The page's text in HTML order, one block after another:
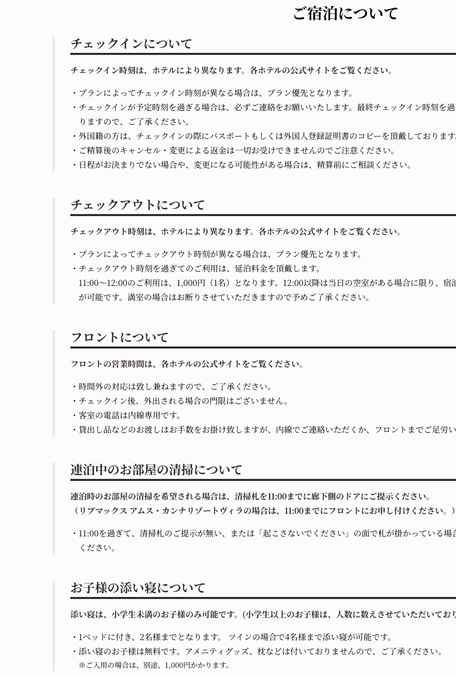
ご宿泊について
チェックインについて
チェックイン時刻は、ホテルにより異なります。各ホテルの公式サイトをご覧ください。
プランによってチェックイン時刻が異なる場合は、プラン優先となります。
チェックインが予定時刻を過ぎる場合は、必ずご連絡をお願いいたします。最終チェックイン時刻を
りますので、ご了承ください。
外国籍の方は、チェックインの際にパスポートもしくは外国人登録証明書のコピーを頂戴しております
ご精算後のキャンセル・変更による返金は一切お受けできませんのでご注意ください。
日程がお決まりでない場合や、変更になる可能性がある場合は、精算前にご相談ください。
チェックアウトについて
チェックアウト時刻は、ホテルにより異なります。各ホテルの公式サイトをご覧ください。
プランによってチェックアウト時刻が異なる場合は、プラン優先となります。
チェックアウト時刻を過ぎてのご利用は、延泊料金を頂戴します。
11:00～12:00のご利用は、1,000円（1名）となります。12:00以降は当日の空室がある場合に限り、
が可能です。満室の場合はお断りさせていただきますので予めご了承ください。
フロントについて
フロントの営業時間は、各ホテルの公式サイトをご覧ください。
時間外の対応は致し兼ねますので、ご了承ください。
チェックイン後、外出される場合の門限はございません。
客室の電話は内線専用です。
貸出し品などのお渡しはお手数をお掛け致しますが、内線でご連絡いただくか、フロントまでご足労
連泊中のお部屋の清掃について
連泊時のお部屋の清掃を希望される場合は、清掃札を11:00までに廊下側のドアにご提示ください。
（リブマックス アムス・カンナリゾートヴィラの場合は、11:00までにフロントにお申し付けください。）
11:00を過ぎて、清掃札のご提示が無い、または「起こさないでください」の面で札が掛かっている
ください。
お子様の添い寝について
添い寝は、小学生未満のお子様のみ可能です。(小学生以上のお子様は、人数に数えさせていただいてお
1ベッドに付き、2名様までとなります。 ツインの場合で4名様まで添い寝が可能です。
添い寝のお子様は無料です。アメニティグッズ、枕などは付いておりませんので、ご了承ください。
※ご入用の場合は、別途、1,000円かかります。